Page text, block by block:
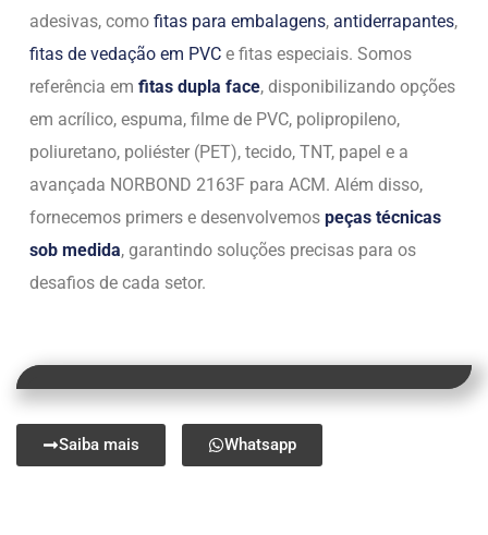
adesivas, como fitas para embalagens, antiderrapantes,
fitas de vedação em PVC e fitas especiais. Somos
referência em fitas dupla face, disponibilizando opções
em acrílico, espuma, filme de PVC, polipropileno,
poliuretano, poliéster (PET), tecido, TNT, papel e a
avançada NORBOND 2163F para ACM. Além disso,
fornecemos primers e desenvolvemos peças técnicas
sob medida, garantindo soluções precisas para os
desafios de cada setor.
Saiba mais Whatsapp